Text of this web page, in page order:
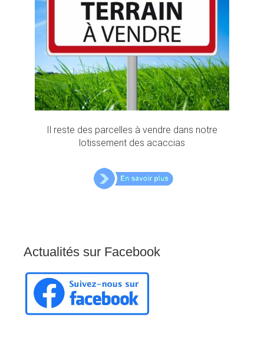
Il reste des parcelles à vendre dans notre
lotissement des acaccias
Actualités sur Facebook